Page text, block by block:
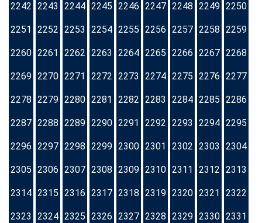
2242 2243 2244 2245 2246 2247 2248 2249 2250
2251 2252 2253 2254 2255 2256 2257 2258 2259
2260 2261 2262 2263 2264 2265 2266 2267 2268
2269 2270 2271 2272 2273 2274 2275 2276 2277
2278 2279 2280 2281 2282 2283 2284 2285 2286
2287 2288 2289 2290 2291 2292 2293 2294 2295
2296 2297 2298 2299 2300 2301 2302 2303 2304
2305 2306 2307 2308 2309 2310 2311 2312 2313
2314 2315 2316 2317 2318 2319 2320 2321 2322
2323 2324 2325 2326 2327 2328 2329 2330 2331